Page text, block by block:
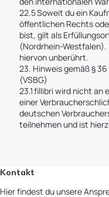
22.5 Soweit du ein
öffentlichen Rechts
bist, gilt als
(Nordrhein-
hiervon unberührt.
23. Hinweis gemäß §
(VSBG)
23.1 fillibri wird nicht
einer
deutschen
teilnehmen und ist
Kontakt
Hier findest du unsere